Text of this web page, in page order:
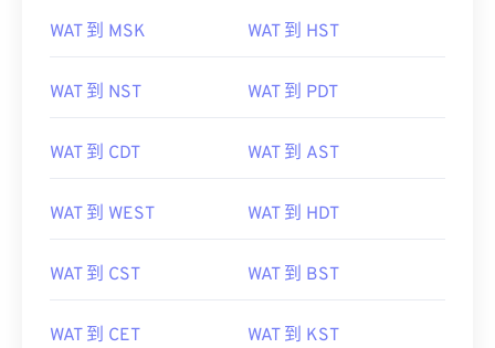
WAT 到 MSK WAT 到 HST
WAT 到 NST WAT 到 PDT
WAT 到 CDT WAT 到 AST
WAT 到 WEST WAT 到 HDT
WAT 到 CST WAT 到 BST
WAT 到 CET WAT 到 KST